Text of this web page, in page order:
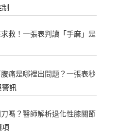
救！一張表判讀「手麻」是
痛是哪裡出問題？一張表秒
訊
嗎？醫師解析退化性膝關節
項